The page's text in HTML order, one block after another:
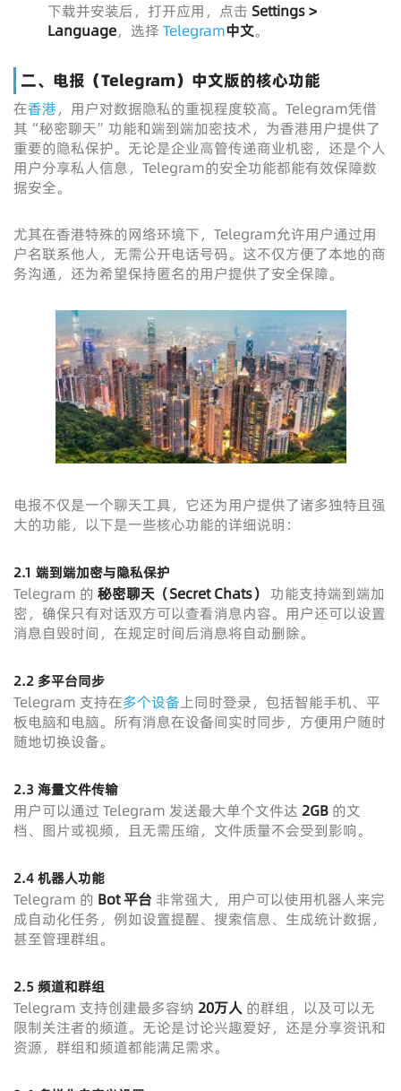
下载并安装后，打开应用，点击 Settings >
Language，选择 Telegram中文。
二、电报（Telegram）中文版的核心功能
在香港，用户对数据隐私的重视程度较高。Telegram凭借
其“秘密聊天”功能和端到端加密技术，为香港用户提供了
重要的隐私保护。无论是企业高管传递商业机密，还是个人
用户分享私人信息，Telegram的安全功能都能有效保障数
据安全。
尤其在香港特殊的网络环境下，Telegram允许用户通过用
户名联系他人，无需公开电话号码。这不仅方便了本地的商
务沟通，还为希望保持匿名的用户提供了安全保障。
电报不仅是一个聊天工具，它还为用户提供了诸多独特且强
大的功能，以下是一些核心功能的详细说明：
2.1 端到端加密与隐私保护
Telegram 的 秘密聊天 （Secret Chats） 功能支持端到端加
密，确保只有对话双方可以查看消息内容。用户还可以设置
消息自毁时间，在规定时间后消息将自动删除。
2.2 多平台同步
Telegram 支持在多个设备上同时登录，包括智能手机、平
板电脑和电脑。所有消息在设备间实时同步，方便用户随时
随地切换设备。
2.3 海量文件传输
用户可以通过 Telegram 发送最大单个文件达 2GB 的文
档、图片或视频，且无需压缩，文件质量不会受到影响。
2.4机器人功能
Telegram 的 Bot 平台 非常强大，用户可以使用机器人来完
成自动化任务，例如设置提醒、搜索信息、生成统计数据，
甚至管理群组。
2.5频道和群组
Telegram 支持创建最多容纳 20万人 的群组，以及可以无
限制关注者的频道。无论是讨论兴趣爱好，还是分享资讯和
资源，群组和频道都能满足需求。